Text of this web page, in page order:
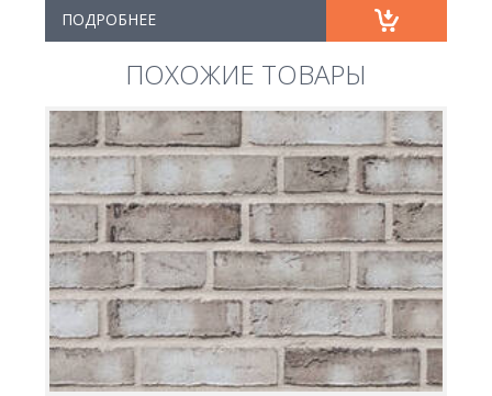
ПОДРОБНЕЕ
ПОХОЖИЕ ТОВАРЫ